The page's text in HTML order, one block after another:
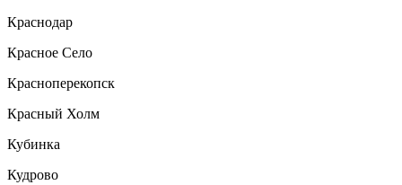
Краснодар
Красное Село
Красноперекопск
Красный Холм
Кубинка
Кудрово